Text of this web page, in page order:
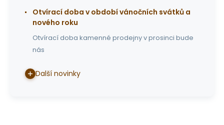
Otvírací doba v období vánočních svátků a
nového roku
Otvírací doba kamenné prodejny v prosinci bude
nás
Další novinky